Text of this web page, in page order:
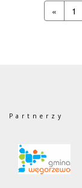
« 1
Partnerzy